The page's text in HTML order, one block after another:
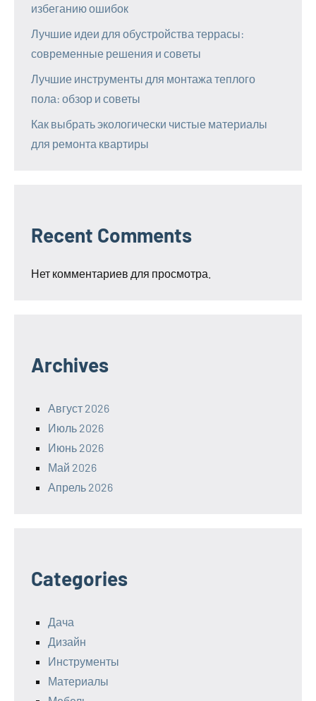
избеганию ошибок
Лучшие идеи для обустройства террасы:
современные решения и советы
Лучшие инструменты для монтажа теплого
пола: обзор и советы
Как выбрать экологически чистые материалы
для ремонта квартиры
Recent Comments
Нет комментариев для просмотра.
Archives
Август 2026
Июль 2026
Июнь 2026
Май 2026
Апрель 2026
Categories
Дача
Дизайн
Инструменты
Материалы